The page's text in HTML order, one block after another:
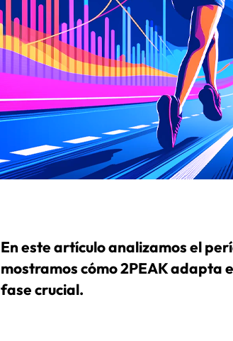
En este artículo analizamos el
mostramos cómo 2PEAK adapta
fase crucial.